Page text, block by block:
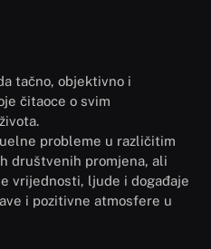
tačno, objektivno i
čitaoce o svim
probleme u različitim
društvenih promjena, ali
vrijednosti, ljude i događaje
i pozitivne atmosfere u